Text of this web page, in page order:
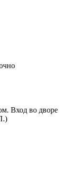
Вход во дворе